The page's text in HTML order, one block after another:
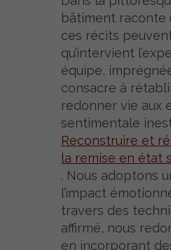
bâtiment raconte
ces récits
qu’intervient
équipe,
consacre à
redonner vie aux
sentimentale
Reconstruire et
la remise en état
. Nous adoptons
l’impact
travers des
affirmé, nous
en incorporant